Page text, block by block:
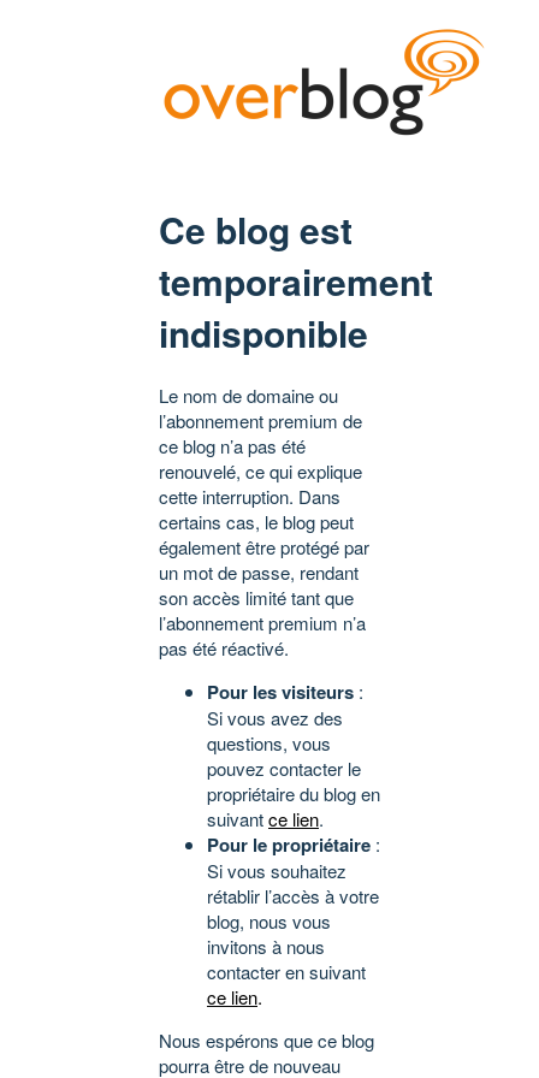
Ce blog est
temporairement
indisponible
Le nom de domaine ou
l’abonnement premium de
ce blog n’a pas été
renouvelé, ce qui explique
cette interruption. Dans
certains cas, le blog peut
également être protégé par
un mot de passe, rendant
son accès limité tant que
l’abonnement premium n’a
pas été réactivé.
Pour les visiteurs :
Si vous avez des
questions, vous
pouvez contacter le
propriétaire du blog en
suivantce lien.
Pour le propriétaire :
Si vous souhaitez
rétablir l’accès à votre
blog, nous vous
invitons à nous
contacter en suivant
ce lien.
Nous espérons que ce blog
pourra être de nouveau